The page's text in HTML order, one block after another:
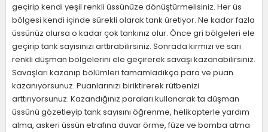
geçirip kendi yeşil renkli üssünüze dönüştürmelisiniz. Her üs
bölgesi kendi içinde sürekli olarak tank üretiyor. Ne kadar fazla
üssünüz olursa o kadar çok tankınız olur. Önce gri bölgeleri ele
geçirip tank sayısınızı arttırabilirsiniz. Sonrada kırmızı ve sarı
renkli düşman bölgelerini ele geçirerek savaşı kazanabilirsiniz.
Savaşları kazanıp bölümleri tamamladıkça para ve puan
kazanıyorsunuz. Puanlarınızı biriktirerek rütbenizi
arttırıyorsunuz. Kazandığınız paraları kullanarak ta düşman
üssünü gözetleyip tank sayısını öğrenme, helikopterle yardım
alma, askeri üssün etrafına duvar örme, füze ve bomba atma